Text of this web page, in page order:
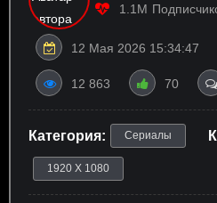
1.1M
12 Мая 2026 15:34:47
12 863 70
Категория: Сериалы
1920 X 1080